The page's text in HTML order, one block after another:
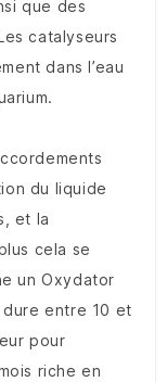
que des
catalyseurs
dans l’eau
du liquide
et la
cela se
un Oxydator
entre 10 et
pour
riche en